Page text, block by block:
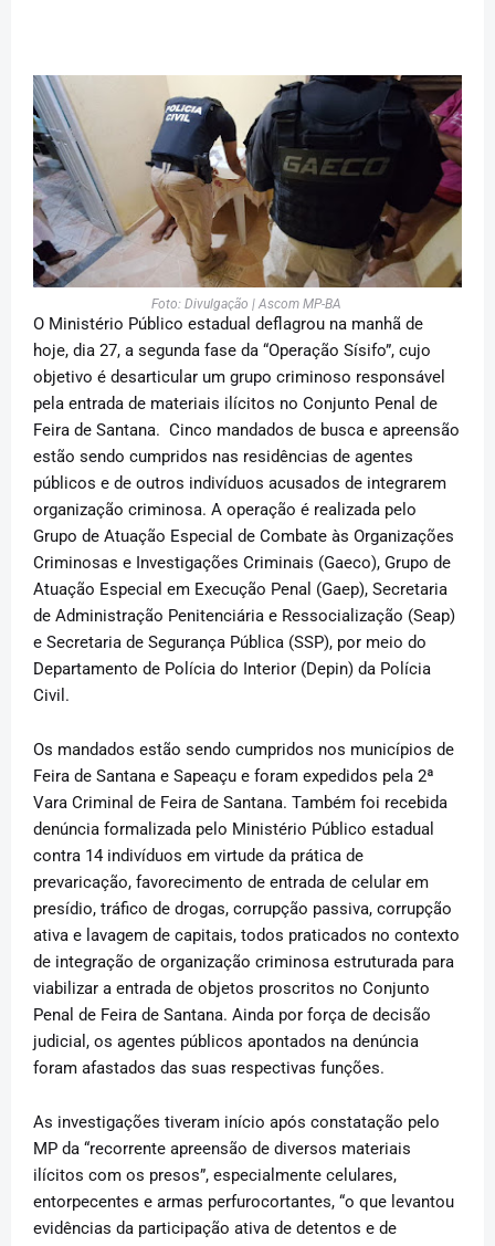
Foto: Divulgação | Ascom MP-BA
O Ministério Público estadual deflagrou na manhã de
hoje, dia 27, a segunda fase da “Operação Sísifo”, cujo
objetivo é desarticular um grupo criminoso responsável
pela entrada de materiais ilícitos no Conjunto Penal de
Feira de Santana. Cinco mandados de busca e apreensão
estão sendo cumpridos nas residências de agentes
públicos e de outros indivíduos acusados de integrarem
organização criminosa. A operação é realizada pelo
Grupo de Atuação Especial de Combate às Organizações
Criminosas e Investigações Criminais (Gaeco), Grupo de
Atuação Especial em Execução Penal (Gaep), Secretaria
de Administração Penitenciária e Ressocialização (Seap)
e Secretaria de Segurança Pública (SSP), por meio do
Departamento de Polícia do Interior (Depin) da Polícia
Civil.
Os mandados estão sendo cumpridos nos municípios de
Feira de Santana e Sapeaçu e foram expedidos pela 2ª
Vara Criminal de Feira de Santana. Também foi recebida
denúncia formalizada pelo Ministério Público estadual
contra 14 indivíduos em virtude da prática de
prevaricação, favorecimento de entrada de celular em
presídio, tráfico de drogas, corrupção passiva, corrupção
ativa e lavagem de capitais, todos praticados no contexto
de integração de organização criminosa estruturada para
viabilizar a entrada de objetos proscritos no Conjunto
Penal de Feira de Santana. Ainda por força de decisão
judicial, os agentes públicos apontados na denúncia
foram afastados das suas respectivas funções.
As investigações tiveram início após constatação pelo
MP da “recorrente apreensão de diversos materiais
ilícitos com os presos”, especialmente celulares,
entorpecentes e armas perfurocortantes, “o que levantou
evidências da participação ativa de detentos e de